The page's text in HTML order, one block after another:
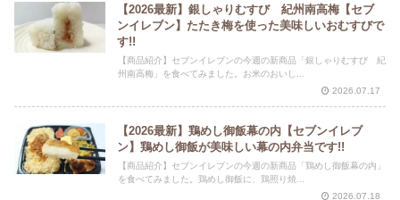
【2026最新】銀しゃりむすび 紀州南高梅【セブ
ンイレブン】たたき梅を使った美味しいおむすびで
す!!
【商品紹介】セブンイレブンの今週の新商品「銀しゃりむすび 紀
州南高梅」を食べてみました。お米のおいし...
2026.07.17
【2026最新】鶏めし御飯幕の内【セブンイレブ
ン】鶏めし御飯が美味しい幕の内弁当です!!
【商品紹介】セブンイレブンの今週の新商品「鶏めし御飯幕の内」
を食べてみました。鶏めし御飯に、鶏照り焼...
2026.07.18